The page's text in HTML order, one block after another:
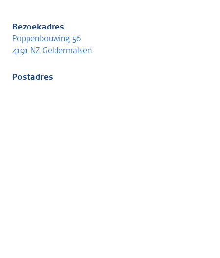
Bezoekadres
Poppenbouwing 56
4191 NZ Geldermalsen
Postadres